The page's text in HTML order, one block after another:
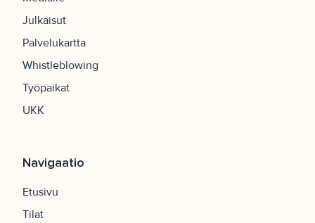
Julkaisut
Palvelukartta
Whistleblowing
Työpaikat
UKK
Navigaatio
Etusivu
Tilat